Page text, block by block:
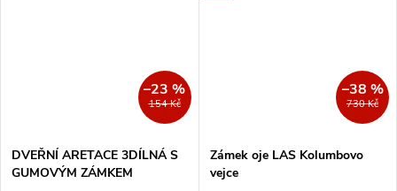
154 Kč
–23 %
DVEŘNÍ ARETACE 3DÍLNÁ S
GUMOVÝM ZÁMKEM
730 Kč
–38 %
Zámek oje LAS Kolumbovo
vejce